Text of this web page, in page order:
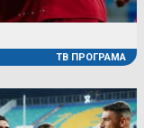
ТВ ПРОГРАМА